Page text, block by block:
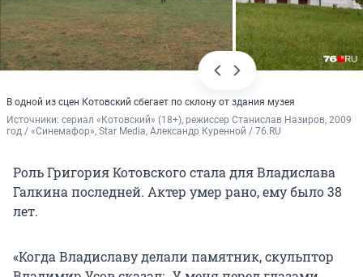
В одной из сцен Котовский сбегает по склону от здания музея
Источники: сериал «Котовский» (18+), режиссер Станислав Назиров, 2009
год / «Синемафор», Star Media, Александр Куренной / 76.RU
Роль Григория Котовского стала для Владислава
Галкина последней. Актер умер рано, ему было 38
лет.
«Когда Владиславу делали памятник, скульптор